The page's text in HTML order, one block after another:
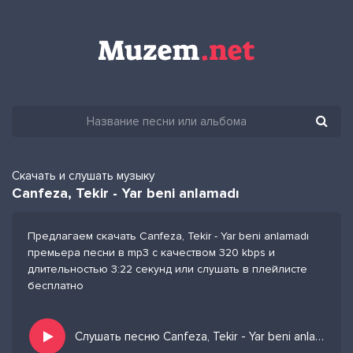
Скачать и слушать музыку
Canfeza, Tekir - Yar beni anlamadı
Предлагаем скачать Canfeza, Tekir - Yar beni anlamadı
премьера песни в mp3 с качеством 320 kbps и
длительностью 3:22 секунд или слушать в плейлисте
бесплатно
Слушать песню Canfeza, Tekir - Yar beni anlamadı и добавить в избранных